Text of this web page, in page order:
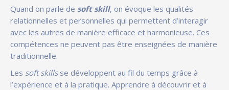
Quand on parle de soft skill, on évoque les qualités
relationnelles et personnelles qui permettent d’interagir
avec les autres de manière efficace et harmonieuse. Ces
compétences ne peuvent pas être enseignées de manière
traditionnelle.
Les soft skillsse développent au fil du temps grâce à
l’expérience et à la pratique. Apprendre à découvrir et à